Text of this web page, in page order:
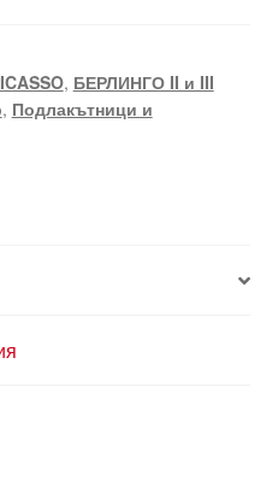
, БЕРЛИНГО II и III
, Подлакътници и